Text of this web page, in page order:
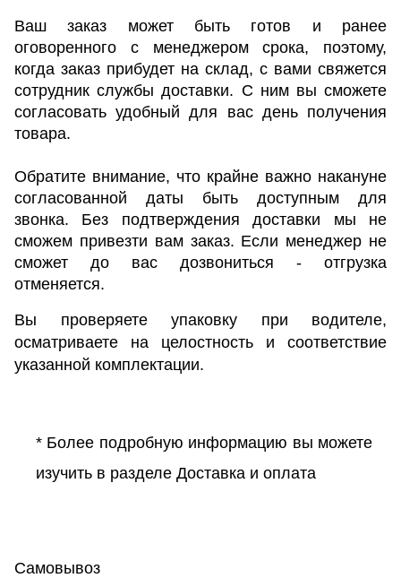
Ваш заказ может быть готов и ранее
оговоренного с менеджером срока, поэтому,
когда заказ прибудет на склад, с вами свяжется
сотрудник службы доставки. С ним вы сможете
согласовать удобный для вас день получения
товара.
Обратите внимание, что крайне важно накануне
согласованной даты быть доступным для
звонка. Без подтверждения доставки мы не
сможем привезти вам заказ. Если менеджер не
сможет до вас дозвониться - отгрузка
отменяется.
Вы проверяете упаковку при водителе,
осматриваете на целостность и соответствие
указанной комплектации.
* Более подробную информацию вы можете
изучить в разделе Доставка и оплата
Самовывоз